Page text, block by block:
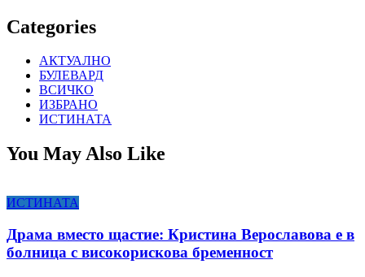
Categories
АКТУАЛНО
БУЛЕВАРД
ВСИЧКО
ИЗБРАНО
ИСТИНАТА
You May Also Like
ИСТИНАТА
Драма вместо щастие: Кристина Верославова е в
болница с високорискова бременност